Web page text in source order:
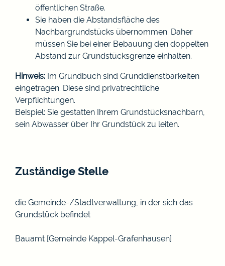
öffentlichen Straße.
Sie haben die Abstandsfläche des
Nachbargrundstücks übernommen. Daher
müssen Sie bei einer Bebauung den doppelten
Abstand zur Grundstücksgrenze einhalten.
Hinweis: Im Grundbuch sind Grunddienstbarkeiten
eingetragen. Diese sind privatrechtliche
Verpflichtungen.
Beispiel: Sie gestatten Ihrem Grundstücksnachbarn,
sein Abwasser über Ihr Grundstück zu leiten.
Zuständige Stelle
die Gemeinde-/Stadtverwaltung, in der sich das
Grundstück befindet
Bauamt [Gemeinde Kappel-Grafenhausen]